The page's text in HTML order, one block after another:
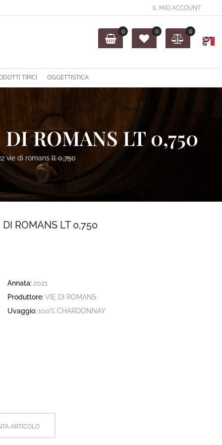
IL MIO ACCOUNT
0 0 0
TIPICI OGGETTISTICA
ROMANS LT 0,750
vie di romans lt 0,750
ROMANS LT 0,750
Annata: 2021
Produttore: VIE DI ROMANS
Uvaggio: 100% CHARDONNAY
ARTICOLO